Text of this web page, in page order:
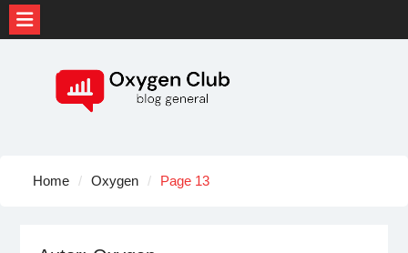
Home Oxygen Page 13